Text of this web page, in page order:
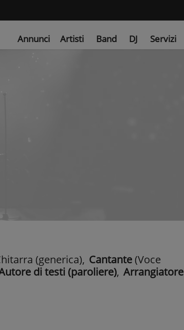
Annunci Artisti Band DJ Servizi
(generica), Cantante (Voce
di testi (paroliere), Arrangiatore